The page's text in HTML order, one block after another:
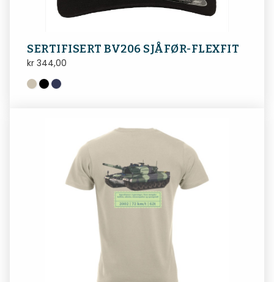
SERTIFISERT BV206 SJÅFØR-FLEXFIT
kr 344,00